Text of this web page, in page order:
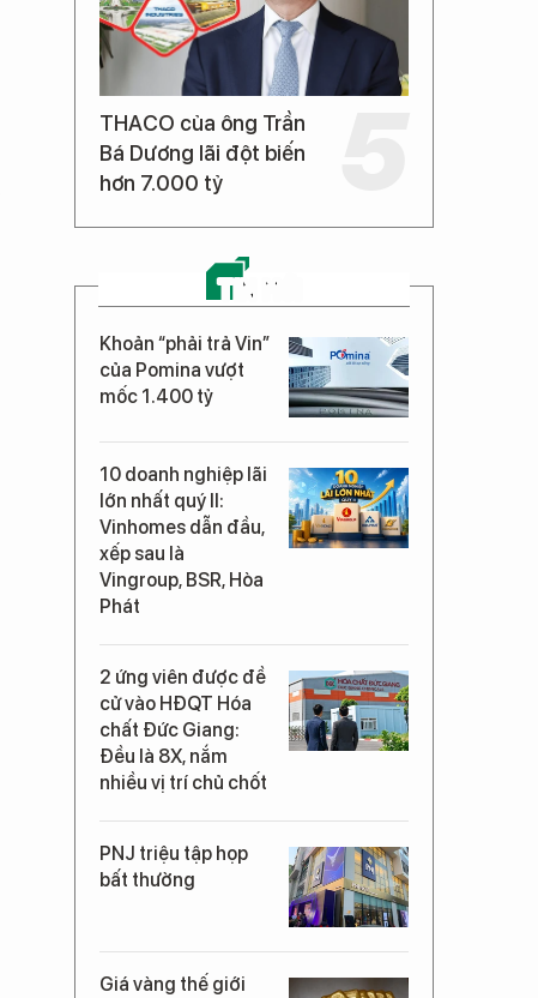
THACO của ông Trần
Bá Dương lãi đột biến
hơn 7.000 tỷ
TIN MỚI
Khoản “phải trả Vin”
của Pomina vượt
mốc 1.400 tỷ
10 doanh nghiệp lãi
lớn nhất quý II:
Vinhomes dẫn đầu,
xếp sau là
Vingroup, BSR, Hòa
Phát
2 ứng viên được đề
cử vào HĐQT Hóa
chất Đức Giang:
Đều là 8X, nắm
nhiều vị trí chủ chốt
PNJ triệu tập họp
bất thường
Giá vàng thế giới